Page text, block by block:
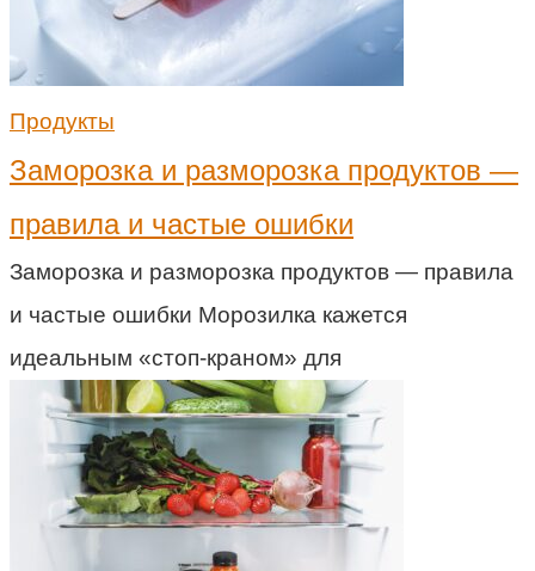
Продукты
Заморозка и разморозка продуктов —
правила и частые ошибки
Заморозка и разморозка продуктов — правила
и частые ошибки Морозилка кажется
идеальным «стоп-краном» для